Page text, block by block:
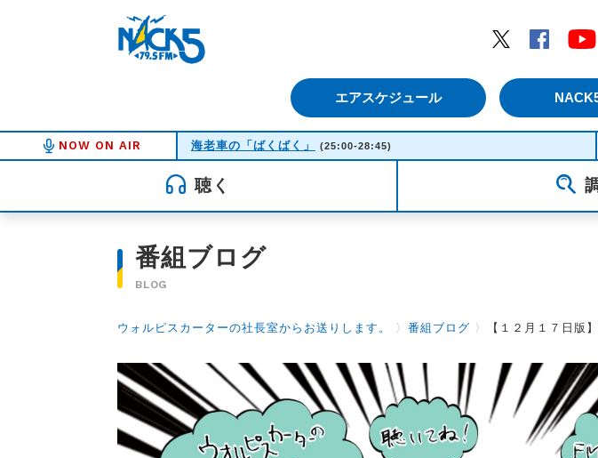
Twitter
エアスケジュール
NOW ON AIR 海老車の「ばくばく」 (25:00-28:45)
聴く
番組ブログ
BLOG
ウォルピスカーターの社長室からお送りします。 〉 番組ブログ 〉 【１２月１７日版